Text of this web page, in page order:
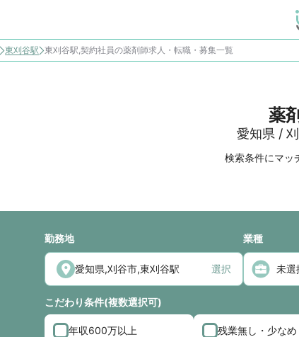
東刈谷駅 東刈谷駅,契約社員の薬剤師求人・転職・募集一覧
薬
愛知県 /
検索条件にマッ
勤務地
選択
業種
こだわり条件(複数選択可)
年収600万以上 残業無し・少なめ